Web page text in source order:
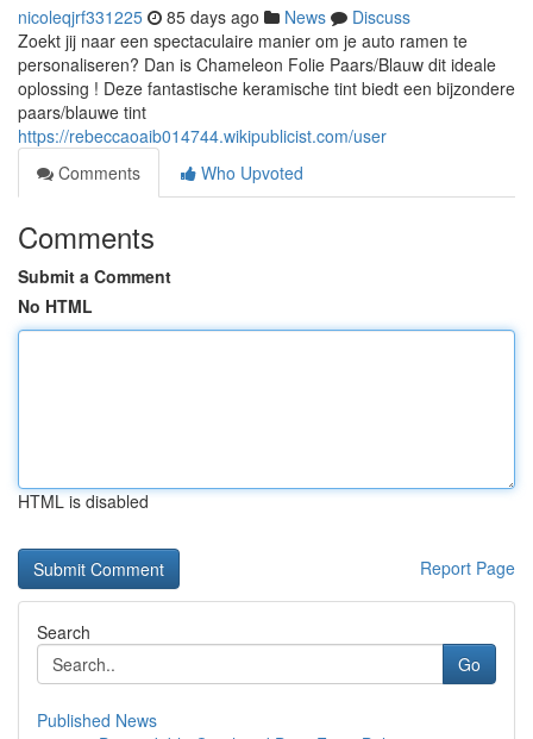
nicoleqjrf331225 85 days ago News
Discuss
Zoekt jij naar een spectaculaire manier om je auto ramen te
personaliseren? Dan is Chameleon Folie Paars/Blauw dit ideale
oplossing ! Deze fantastische keramische tint biedt een bijzondere
paars/blauwe tint
https://rebeccaoaib014744.wikipublicist.com/user
Comments
Who Upvoted
Comments
Submit a Comment
No HTML
HTML is disabled
Report Page
Search
Go
Published News